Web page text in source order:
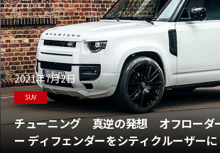
2021年7月2日
SUV
チューニング 真逆の発想 オフローダ
ー ディフェンダーをシティクルーザー